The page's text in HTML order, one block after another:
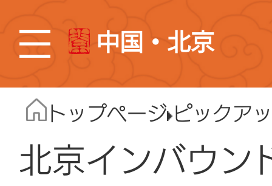
中国・北京
トップページ ピックア
北京インバウン